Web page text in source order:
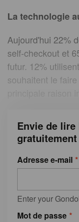
La technologie
Aujourd'hui 22%
self-checkout et
futur. 12%
souhaitent le
Envie de
Adresse e-mail
Enter your
Mot de passe